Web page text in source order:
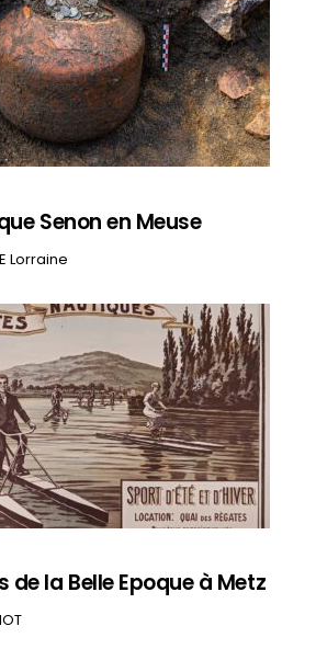
Senon en Meuse
Lorraine
la Belle Epoque à Metz